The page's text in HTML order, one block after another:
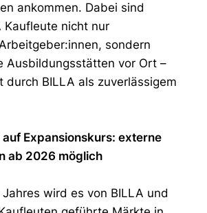
ankommen. Dabei sind
Kaufleute nicht nur
sondern
Ausbildungsstätten vor Ort –
durch BILLA als zuverlässigem
auf Expansionskurs: externe
ab 2026 möglich
wird es von BILLA und